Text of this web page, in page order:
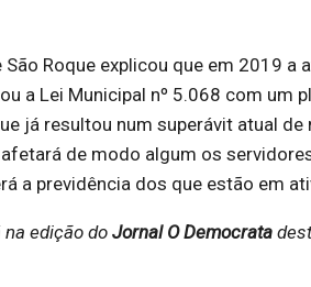
Roque explicou que em 2019 a
a Lei Municipal nº 5.068 com um
já resultou num superávit atual de
de modo algum os
a previdência dos que estão em
edição do Jornal O Democrata